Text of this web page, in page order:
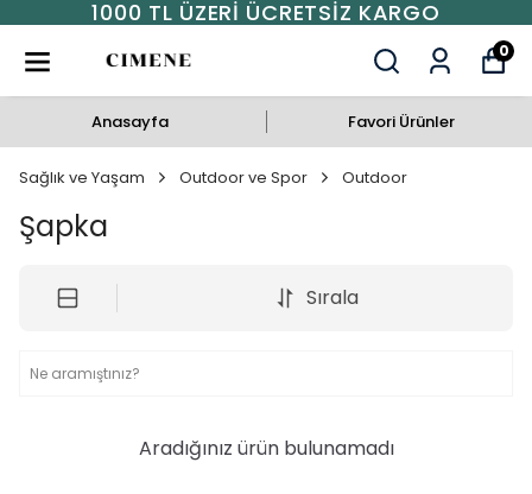
1000 TL ÜZERI ÜCRETSIZ KARGO
0
Anasayfa Favori Ürünler
Sağlık ve Yaşam Outdoor ve Spor Outdoor
Şapka
Sırala
Aradığınız ürün bulunamadı